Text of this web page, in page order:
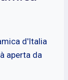
d'Italia
aperta da